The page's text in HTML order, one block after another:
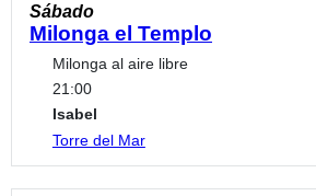
Sábado
Milonga el Templo
Milonga al aire libre
21:00
Isabel
Torre del Mar